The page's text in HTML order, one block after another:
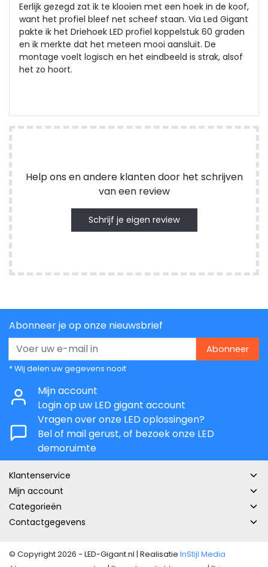
Eerlijk gezegd zat ik te klooien met een hoek in de koof,
want het profiel bleef net scheef staan. Via Led Gigant
pakte ik het Driehoek LED profiel koppelstuk 60 graden
en ik merkte dat het meteen mooi aansluit. De
montage voelt logisch en het eindbeeld is strak, alsof
het zo hoort.
Help ons en andere klanten door het schrijven
van een review
Schrijf je eigen review
Abonneer je op onze nieuwsbrief
Abonneer
* Wij delen uw gegevens nooit
Mijn account
Login op uw LED gigant account
Vragen over onze LED oplossingen?
Bel of mail gerust, of bezoek onze LED
demoruimte
Klantenservice
Mijn account
Categorieën
Contactgegevens
© Copyright 2026 - LED-Gigant.nl | Realisatie InStijl Media